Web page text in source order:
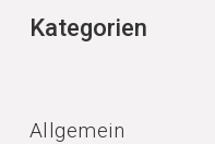
Kategorien
Allgemein